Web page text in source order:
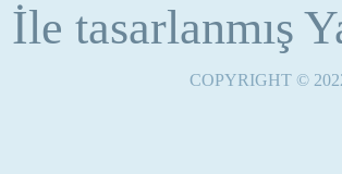
İle tasarlanmış
COPYRIGHT ©